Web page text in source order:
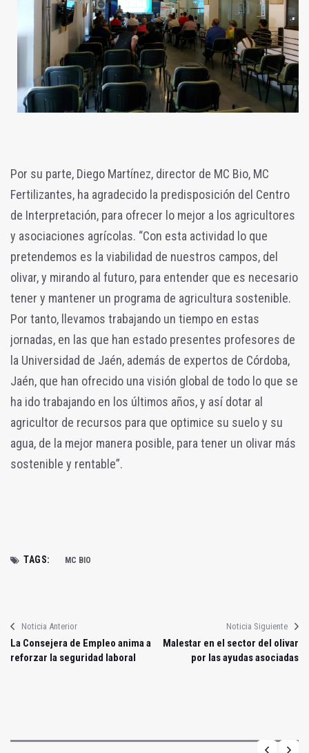
Por su parte, Diego Martínez, director de MC Bio, MC
Fertilizantes, ha agradecido la predisposición del Centro
de Interpretación, para ofrecer lo mejor a los agricultores
y asociaciones agrícolas. “Con esta actividad lo que
pretendemos es la viabilidad de nuestros campos, del
olivar, y mirando al futuro, para entender que es necesario
tener y mantener un programa de agricultura sostenible.
Por tanto, llevamos trabajando un tiempo en estas
jornadas, en las que han estado presentes profesores de
la Universidad de Jaén, además de expertos de Córdoba,
Jaén, que han ofrecido una visión global de todo lo que se
ha ido trabajando en los últimos años, y así dotar al
agricultor de recursos para que optimice su suelo y su
agua, de la mejor manera posible, para tener un olivar más
sostenible y rentable”.
TAGS: MC BIO
Noticia Anterior
La Consejera de Empleo anima a
reforzar la seguridad laboral
Noticia Siguiente
Malestar en el sector del olivar
por las ayudas asociadas